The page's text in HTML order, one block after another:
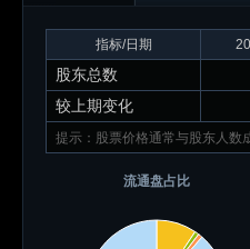
指标/日期
股东总数
较上期变化
提示：股票价格通常与股东人数
流通盘占比